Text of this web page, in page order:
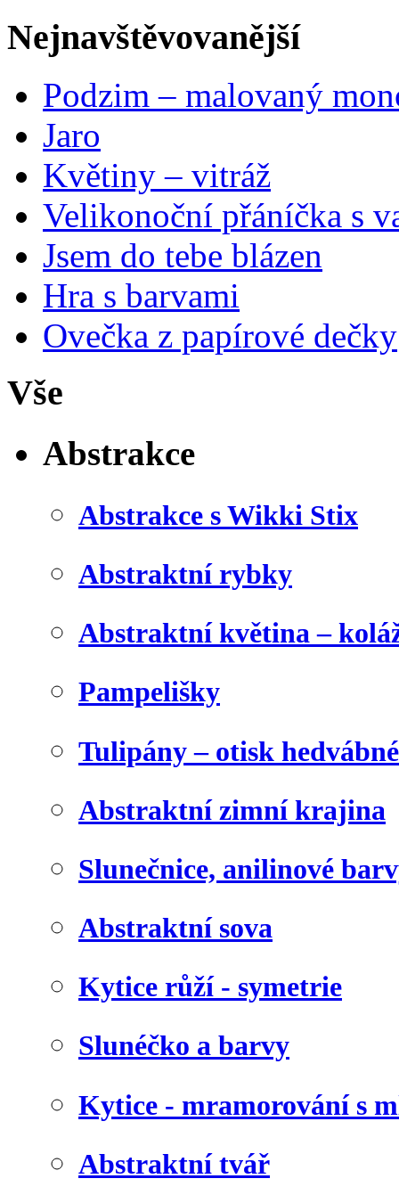
Nejnavštěvovanější
Podzim – malovaný
Jaro
Květiny – vitráž
Velikonoční přáníčka s
Jsem do tebe blázen
Hra s barvami
Ovečka z papírové dečky
Vše
Abstrakce
Abstrakce s Wikki Stix
Abstraktní rybky
Abstraktní květina –
Pampelišky
Tulipány – otisk
Abstraktní zimní krajina
Slunečnice, anilinové
Abstraktní sova
Kytice růží - symetrie
Slunéčko a barvy
Kytice - mramorování s
Abstraktní tvář